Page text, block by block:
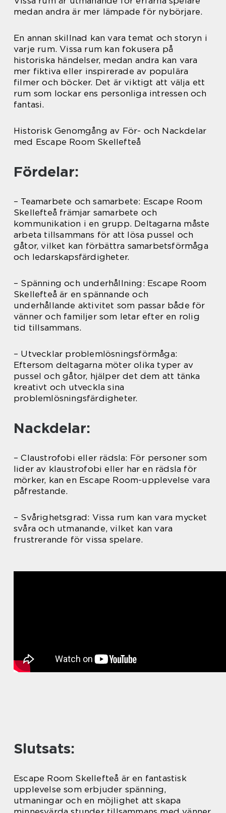
medan andra är mer lämpade för nybörjare.
En annan skillnad kan vara temat och storyn i
varje rum. Vissa rum kan fokusera på
historiska händelser, medan andra kan vara
mer fiktiva eller inspirerade av populära
filmer och böcker. Det är viktigt att välja ett
rum som lockar ens personliga intressen och
fantasi.
Historisk Genomgång av För- och Nackdelar
med Escape Room Skellefteå
Fördelar:
– Teamarbete och samarbete: Escape Room
Skellefteå främjar samarbete och
kommunikation i en grupp. Deltagarna måste
arbeta tillsammans för att lösa pussel och
gåtor, vilket kan förbättra samarbetsförmåga
och ledarskapsfärdigheter.
– Spänning och underhållning: Escape Room
Skellefteå är en spännande och
underhållande aktivitet som passar både för
vänner och familjer som letar efter en rolig
tid tillsammans.
– Utvecklar problemlösningsförmåga:
Eftersom deltagarna möter olika typer av
pussel och gåtor, hjälper det dem att tänka
kreativt och utveckla sina
problemlösningsfärdigheter.
Nackdelar:
– Claustrofobi eller rädsla: För personer som
lider av klaustrofobi eller har en rädsla för
mörker, kan en Escape Room-upplevelse vara
påfrestande.
– Svårighetsgrad: Vissa rum kan vara mycket
svåra och utmanande, vilket kan vara
frustrerande för vissa spelare.
Slutsats:
Escape Room Skellefteå är en fantastisk
upplevelse som erbjuder spänning,
utmaningar och en möjlighet att skapa